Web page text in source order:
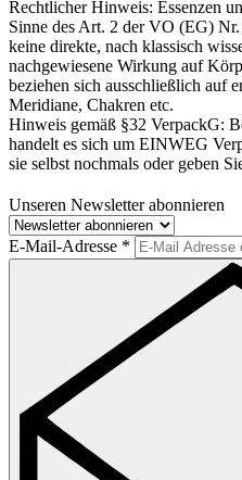
Rechtlicher Hinweis: Essenzen
Sinne des Art. 2 der VO (EG)
keine direkte, nach klassisch
nachgewiesene Wirkung auf
beziehen sich ausschließlich auf
Meridiane, Chakren etc.
Hinweis gemäß §32 VerpackG:
handelt es sich um EINWEG
sie selbst nochmals oder geben
Unseren Newsletter abonnieren
E-Mail-Adresse *